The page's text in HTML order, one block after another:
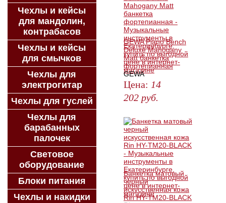
GEWA Piano Bench
Deluxe Mahogany
Matt банкетка
фортепианная
GEWA
Цена: 14
202 руб.
Банкетка матовый
черный
искусственная кожа
Rin HY-TM20-BLACK
Чехлы и кейсы
для мандолин,
контрабасов
Чехлы и кейсы
для смычков
Чехлы для
электрогитар
Чехлы для гуслей
Чехлы для
барабанных
палочек
Световое
оборудование
Блоки питания
Чехлы и накидки